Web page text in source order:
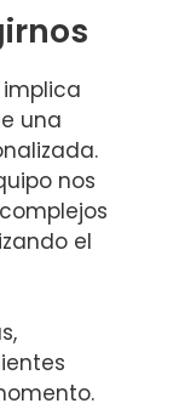
implica
una
nos
el